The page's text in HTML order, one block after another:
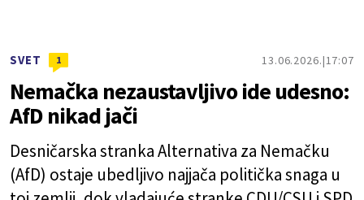
SVET 1 13.06.2026. 17:07
Nemačka nezaustavljivo ide udesno:
AfD nikad jači
Desničarska stranka Alternativa za Nemačku
(AfD) ostaje ubedljivo najjača politička snaga u